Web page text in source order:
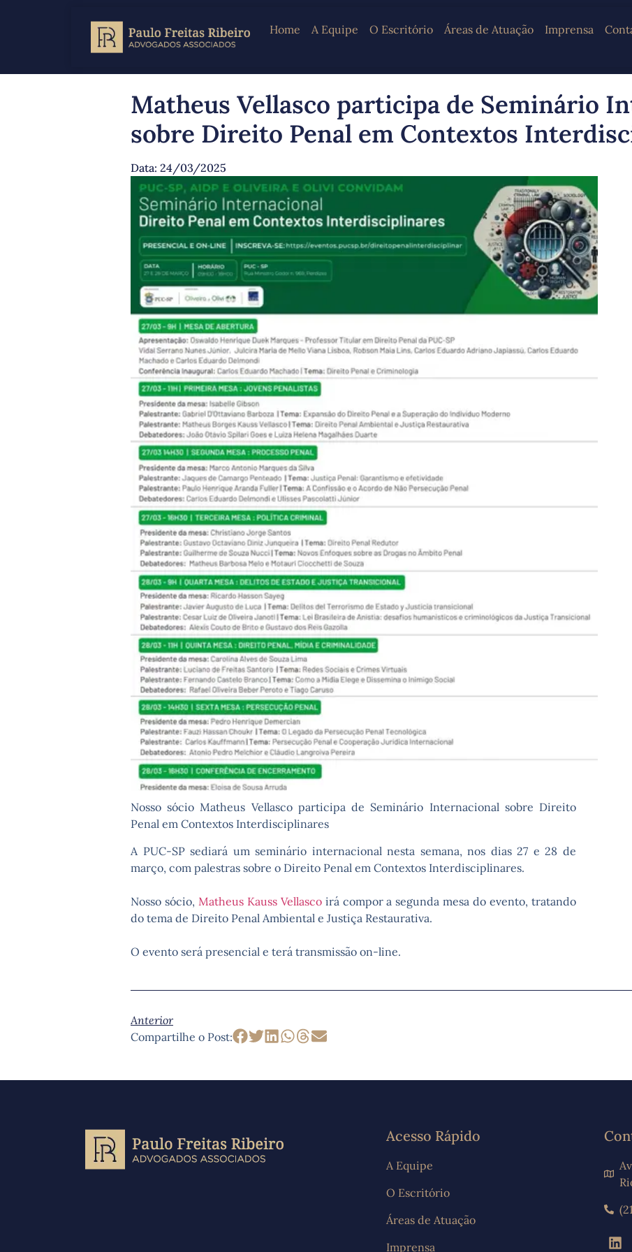
Home A Equipe O Escritório Áreas de Atuação Imprensa
Matheus Vellasco participa de Seminário
sobre Direito Penal em Contextos
Data: 24/03/2025
Nosso sócio Matheus Vellasco participa de Seminário Internacional sobre Direito
Penal em Contextos Interdisciplinares
A PUC-SP sediará um seminário internacional nesta semana, nos dias 27 e 28 de
março, com palestras sobre o Direito Penal em Contextos Interdisciplinares.
Nosso sócio, Matheus Kauss Vellascoirá compor a segunda mesa do evento, tratando
do tema de Direito Penal Ambiental e Justiça Restaurativa.
O evento será presencial e terá transmissão on-line.
Anterior
Compartilhe o Post:
Acesso Rápido
A Equipe
O Escritório
Áreas de Atuação
Imprensa